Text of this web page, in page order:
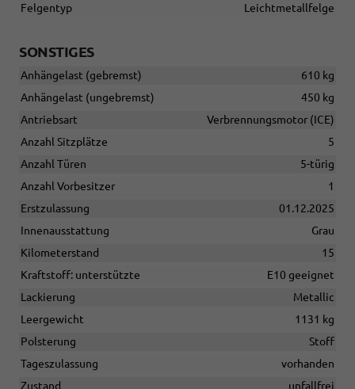
Felgentyp
Leichtmetallfelge
SONSTIGES
Anhängelast (gebremst)
610 kg
Anhängelast (ungebremst)
450 kg
Antriebsart
Verbrennungsmotor (ICE)
Anzahl Sitzplätze
5
Anzahl Türen
5-türig
Anzahl Vorbesitzer
1
Erstzulassung
01.12.2025
Innenausstattung
Grau
Kilometerstand
15
Kraftstoff: unterstützte
E10 geeignet
Lackierung
Metallic
Leergewicht
1131 kg
Polsterung
Stoff
Tageszulassung
vorhanden
Zustand
unfallfrei